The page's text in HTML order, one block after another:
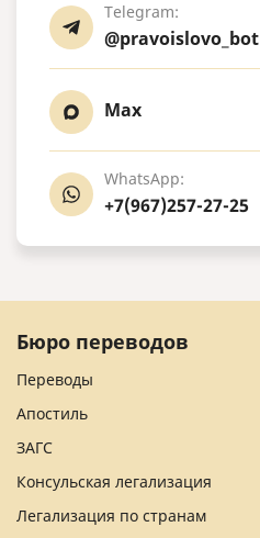
Telegram:
@pravoislovo_bot
Max
WhatsApp:
+7(967)257-27-25
Бюро переводов
Переводы
Апостиль
ЗАГС
Консульская легализация
Легализация по странам